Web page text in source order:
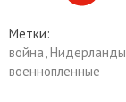
Метки:
война Нидерланды
военнопленные